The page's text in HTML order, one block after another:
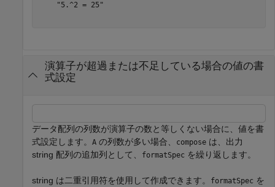
    "5.^2 = 25"
演算子が超過または不足している場合の値の書
式設定
データ配列の列数が演算子の数と等しくない場合に、値を書
式設定します。 A の列数が多い場合、 compose は、出力
string 配列の追加列として、
formatSpec を繰り返します。
string は二重引用符を使用して作成できます。 formatSpec を